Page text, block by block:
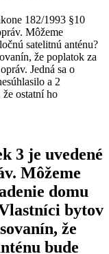
182/1993 §10
Môžeme
satelitnú anténu?
že poplatok za
Jedná sa o
a 2
ostatní ho
3 je uvedené
Môžeme
domu
bytov
že
bude